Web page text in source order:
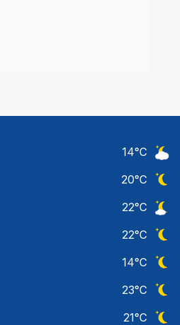
14°C
20°C
22°C
22°C
14°C
23°C
21°C